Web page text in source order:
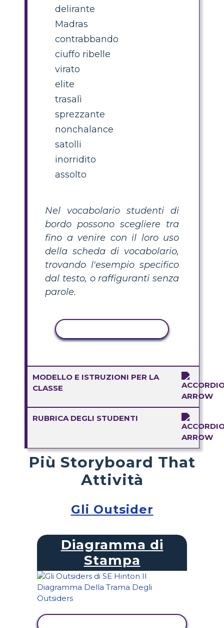
delirante
Madras
contrabbando
ciuffo ribelle
virato
elite
trasalì
sprezzante
nonchalance
satolli
inorridito
assolto
Nel vocabolario studenti di
bordo possono scegliere tra
fino a venire con il loro uso
della scheda di vocabolario,
trovando l'esempio specifico
dal testo, o raffiguranti senza
parole.
MODELLO E ISTRUZIONI PER LA
CLASSE
RUBRICA DEGLI STUDENTI
Più Storyboard That
Attività
Gli Outsider
Diagramma di
Stampa